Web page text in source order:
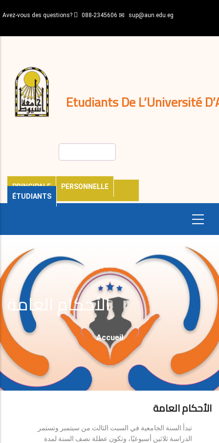
au
principal
Avez-vous des questions? 088-2345606 sup@aun.edu.eg
Etudiants De L’Université
PRINCIPALE
PERSONNELLE
ÉTUDIANTS
décisions
Expatriés
Journal
الأحكام العامة
Fil
D'Ariane
Accueil
الأحكام العامة
تبدأ السنة الجامعية في السبت الثالث من سبتمبر وتستمر
الدراسة ثلاثين أسبوعيًا، وتكون عطلة نصف السنة لمدة